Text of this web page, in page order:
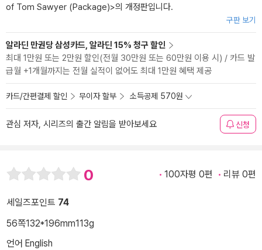
of Tom Sawyer (Package)>의 개정판입니다.
구판 보기
알라딘 만권당 삼성카드, 알라딘 15% 청구 할인
최대 1만원 또는 2만원 할인(전월 30만원 또는 60만원 이용 시) / 카드 발
급월 +1개월까지는 전월 실적이 없어도 최대 1만원 혜택 제공
카드/간편결제 할인 무이자 할부 소득공제 570원
관심 저자, 시리즈의 출간 알림을 받아보세요 신청
0 100자평 0편 리뷰 0편
세일즈포인트 74
56쪽132*196mm113g
언어 English